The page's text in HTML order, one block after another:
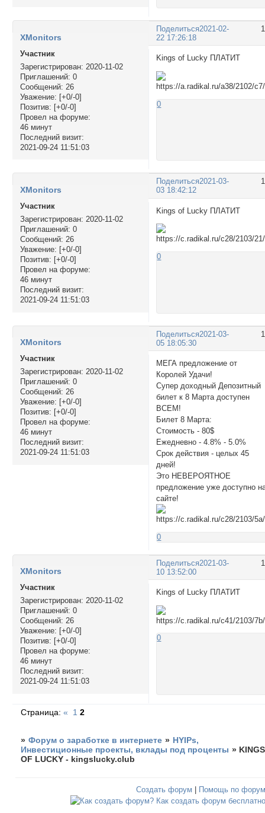
Поделиться2021-02-
22 17:26:18
XMonitors
Участник
Зарегистрирован: 2020-11-02
Приглашений: 0
Сообщений: 26
Уважение: [+0/-0]
Позитив: [+0/-0]
Провел на форуме:
46 минут
Последний визит:
2021-09-24 11:51:03
Kings of Lucky ПЛАТИТ
0
Поделиться2021-03-
03 18:42:12
XMonitors
Участник
Зарегистрирован: 2020-11-02
Приглашений: 0
Сообщений: 26
Уважение: [+0/-0]
Позитив: [+0/-0]
Провел на форуме:
46 минут
Последний визит:
2021-09-24 11:51:03
Kings of Lucky ПЛАТИТ
0
Поделиться2021-03-
05 18:05:30
XMonitors
Участник
Зарегистрирован: 2020-11-02
Приглашений: 0
Сообщений: 26
Уважение: [+0/-0]
Позитив: [+0/-0]
Провел на форуме:
46 минут
Последний визит:
2021-09-24 11:51:03
МЕГА предложение от
Королей Удачи!
Супер доходный Депозитный
билет к 8 Марта доступен
ВСЕМ!
Билет 8 Марта:
Стоимость - 80$
Ежедневно - 4.8% - 5.0%
Срок действия - целых 45
дней!
Это НЕВЕРОЯТНОЕ
предложение уже доступно
сайте!
0
Поделиться2021-03-
10 13:52:00
XMonitors
Участник
Зарегистрирован: 2020-11-02
Приглашений: 0
Сообщений: 26
Уважение: [+0/-0]
Позитив: [+0/-0]
Провел на форуме:
46 минут
Последний визит:
2021-09-24 11:51:03
Kings of Lucky ПЛАТИТ
0
Страница:« 1 2
» Форум о заработке в интернете » HYIPs,
Инвестиционные проекты, вклады под проценты » KINGS
OF LUCKY - kingslucky.club
Создать форум | Помощь по